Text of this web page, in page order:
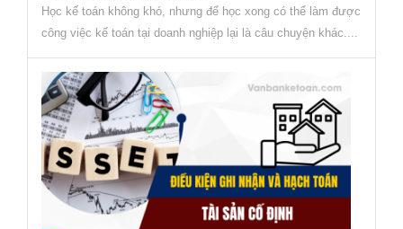
Học kế toán không khó, nhưng để học xong có thể làm được
công việc kế toán tại doanh nghiệp lại là câu chuyện khác....